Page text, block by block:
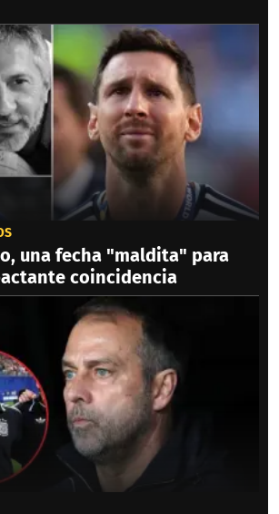
una fecha "maldita" para
coincidencia